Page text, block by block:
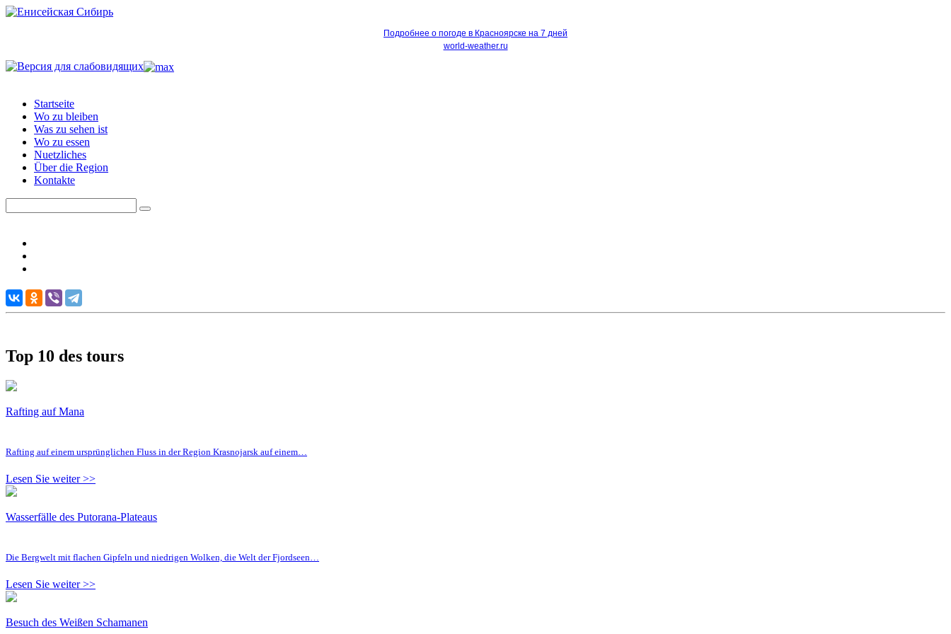
Подробнее о погоде в Красноярске на 7 дней
world-weather.ru
Startseite
Wo zu bleiben
Was zu sehen ist
Wo zu essen
Nuetzliches
Über die Region
Kontakte
Top 10 des tours
Rafting auf Mana
Rafting auf einem ursprünglichen Fluss in der Region Krasnojarsk auf einem…
Lesen Sie weiter >>
Wasserfälle des Putorana-Plateaus
Die Bergwelt mit flachen Gipfeln und niedrigen Wolken, die Welt der Fjordseen…
Lesen Sie weiter >>
Besuch des Weißen Schamanen